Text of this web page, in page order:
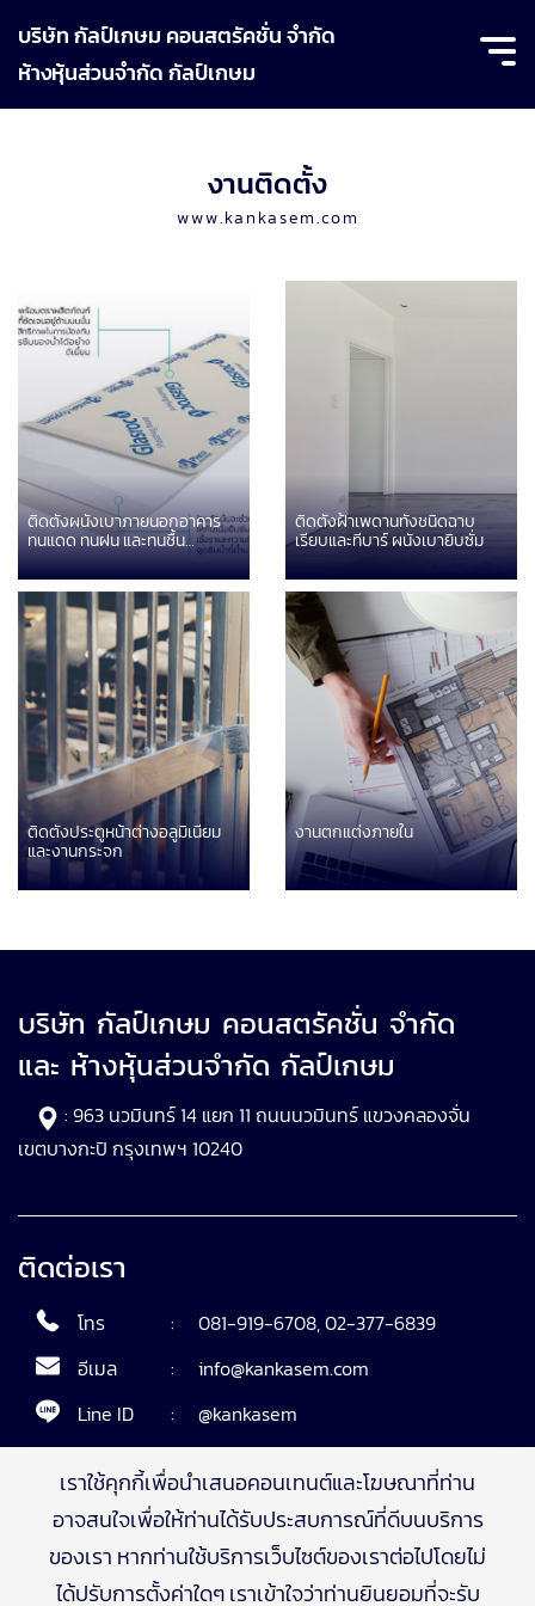
บริษัท กัลป์เกษม คอนสตรัคชั่น จำกัด
ห้างหุ้นส่วนจำกัด กัลป์เกษม
งานติดตั้ง
www.kankasem.com
ติดตั้งผนังเบาภายนอกอาคาร
ทนแดด ทนฝน และทนชื้น
(GlasRoc)
ติดตั้งฝ้าเพดานทั้งชนิดฉาบ
เรียบและทีบาร์ ผนังเบายิบซั่ม
ติดตั้งประตูหน้าต่างอลูมิเนียม
และงานกระจก
งานตกแต่งภายใน
เราใช้คุกกี้เพื่อนำเสนอคอนเทนต์และโฆษณาที่ท่าน
อาจสนใจเพื่อให้ท่านได้รับประสบการณ์ที่ดีบนบริการ
ของเรา หากท่านใช้บริการเว็บไซต์ของเราต่อไปโดยไม่
ได้ปรับการตั้งค่าใดๆ เราเข้าใจว่าท่านยินยอมที่จะรับ
บริษัท กัลป์เกษม คอนสตรัคชั่น จำกัด
และ ห้างหุ้นส่วนจำกัด กัลป์เกษม
: 963 นวมินทร์ 14 แยก 11 ถนนนวมินทร์ แขวงคลองจั่น
เขตบางกะปิ กรุงเทพฯ 10240
ติดต่อเรา
โทร : 081-919-6708,02-377-6839
อีเมล
:
info@kankasem.com
Line ID
: @kankasem
ติดตามเรา